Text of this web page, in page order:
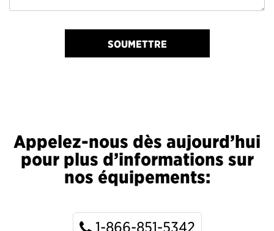
SOUMETTRE
Appelez-nous dès aujourd’hui
pour plus d’informations sur
nos équipements:
1-866-851-5342